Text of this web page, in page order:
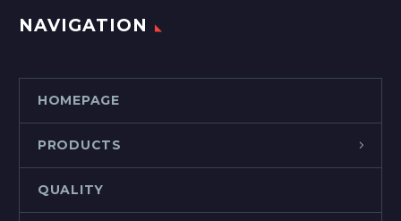
NAVIGATION
HOMEPAGE
PRODUCTS
QUALITY